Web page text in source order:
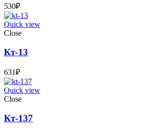
530₽
Quick view
Close
Кт-13
631₽
Quick view
Close
Кт-137